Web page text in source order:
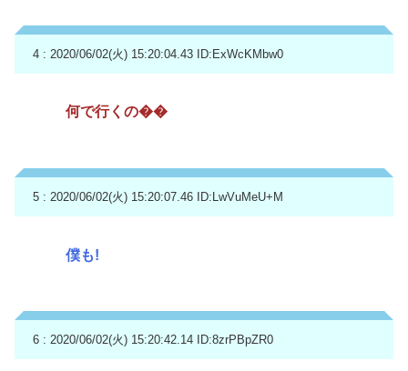
4 : 2020/06/02(火) 15:20:04.43 ID:ExWcKMbw0
何で行くの��
5 : 2020/06/02(火) 15:20:07.46 ID:LwVuMeU+M
僕も!
6 : 2020/06/02(火) 15:20:42.14 ID:8zrPBpZR0